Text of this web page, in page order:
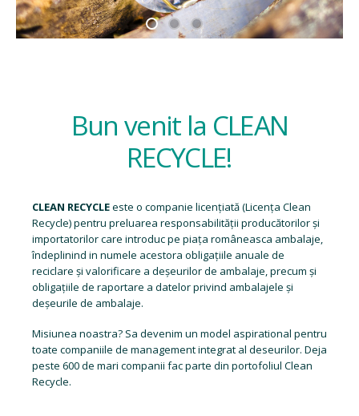
Bun venit la CLEAN
RECYCLE!
CLEAN RECYCLEeste o companie licențiată (Licența Clean
Recycle) pentru preluarea responsabilității producătorilor și
importatorilor care introduc pe piața româneasca ambalaje,
îndeplinind in numele acestora obligațiile anuale de
reciclare și valorificare a deșeurilor de ambalaje, precum și
obligațiile de raportare a datelor privind ambalajele și
deșeurile de ambalaje.
Misiunea noastra? Sa devenim un model aspirational pentru
toate companiile de management integrat al deseurilor. Deja
peste 600 de mari companii fac parte din portofoliul Clean
Recycle.